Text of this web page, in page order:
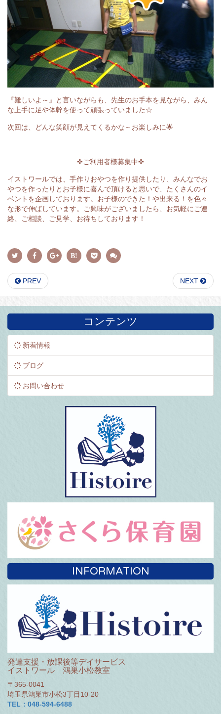
『難しいよ～』と言いながらも、先生のお手本を見ながら、みん
な上手に足や体幹を使って頑張っていました☆
次回は、どんな笑顔が見えてくるかな～お楽しみに🌟
✜ご利用者様募集中✜
イストワールでは、手作りおやつを作り提供したり、みんなでお
やつを作ったりとお子様に喜んで頂けると思いで、たくさんのイ
ベントを企画しております。お子様のできた！や出来る！を色々
な形で伸ばしています。ご興味がございましたら、お気軽にご連
絡、ご相談、ご見学、お待ちしております！
PREV NEXT
コンテンツ
新着情報
ブログ
お問い合わせ
INFORMATION
発達支援・放課後等デイサービス
イストワール 鴻巣小松教室
〒365-0041
埼玉県鴻巣市小松3丁目10-20
TEL：048-594-6488